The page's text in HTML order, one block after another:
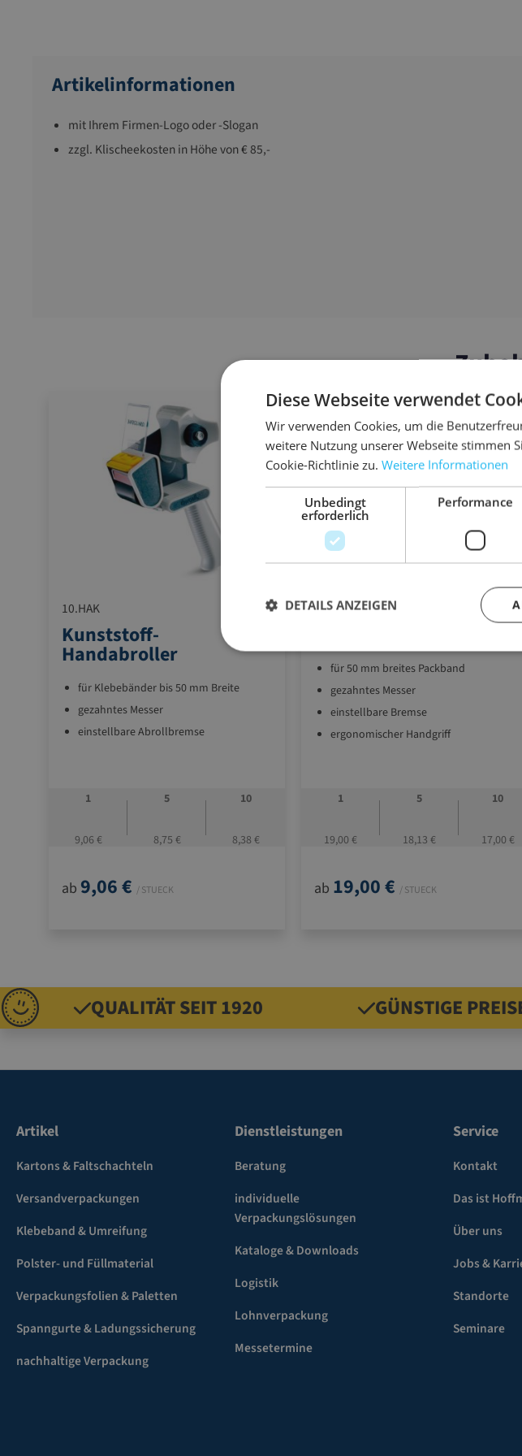
Artikelinformationen
mit Ihrem Firmen-Logo oder -Slogan
zzgl. Klischeekosten in Höhe von € 85,-
10.HAK
Kunststoff-
Handabroller
für Klebebänder bis 50 mm Breite
gezahntes Messer
einstellbare Abrollbremse
1
9,06 €
5
8,75 €
10
8,38 €
ab 9,06 € / STUECK
10.HAM
für 50 mm breites Packband
gezahntes Messer
einstellbare Bremse
ergonomischer Handgriff
1
19,00 €
5
18,13 €
10
17,00 €
ab 19,00 € / STUECK
QUALITÄT SEIT 1920 GÜNSTIGE
Artikel
Kartons & Faltschachteln
Versandverpackungen
Klebeband & Umreifung
Polster- und Füllmaterial
Verpackungsfolien & Paletten
Spanngurte & Ladungssicherung
nachhaltige Verpackung
Dienstleistungen
Beratung
individuelle
Verpackungslösungen
Kataloge & Downloads
Logistik
Lohnverpackung
Messetermine
Service
Kontakt
Das ist
Über uns
Jobs &
Standorte
Seminare
Diese Webseite verwendet
Wir verwenden Cookies, um die
weitere Nutzung unserer Webseite stimmen
Cookie-Richtlinie zu. Weitere Informationen
Unbedingt
erforderlich
Performance
DETAILS ANZEIGEN